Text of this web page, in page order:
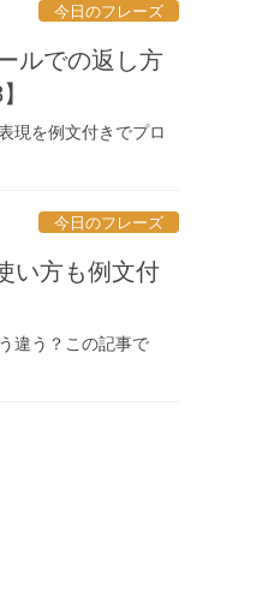
今日のフレーズ
ルでの返し方
現を例文付きでプロ
今日のフレーズ
い方も例文付
違う？この記事で